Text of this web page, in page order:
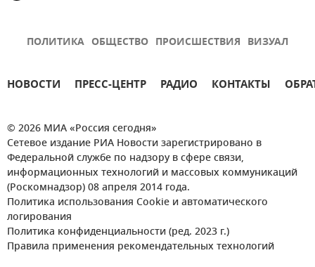
ПОЛИТИКА ОБЩЕСТВО ПРОИСШЕСТВИЯ ВИЗУАЛ
НОВОСТИ ПРЕСС-ЦЕНТР РАДИО КОНТАКТЫ
© 2026 МИА «Россия сегодня»
Сетевое издание РИА Новости зарегистрировано в
Федеральной службе по надзору в сфере связи,
информационных технологий и массовых коммуникаций
(Роскомнадзор) 08 апреля 2014 года.
Политика использования Cookie и автоматического
логирования
Политика конфиденциальности (ред. 2023 г.)
Правила применения рекомендательных технологий